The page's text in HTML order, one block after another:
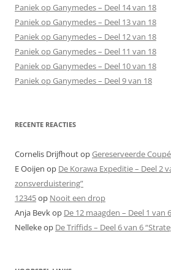
Paniek op Ganymedes – Deel 14 van 18
Paniek op Ganymedes – Deel 13 van 18
Paniek op Ganymedes – Deel 12 van 18
Paniek op Ganymedes – Deel 11 van 18
Paniek op Ganymedes – Deel 10 van 18
Paniek op Ganymedes – Deel 9 van 18
RECENTE REACTIES
Cornelis DrijfhoutopGereserveerde Coupé
E Ooijen op De Korawa Expeditie – Deel 2
zonsverduistering”
12345op Nooit een drop
Anja Bevkop De 12 maagden – Deel 1 van
Nellekeop De Triffids – Deel 6 van 6